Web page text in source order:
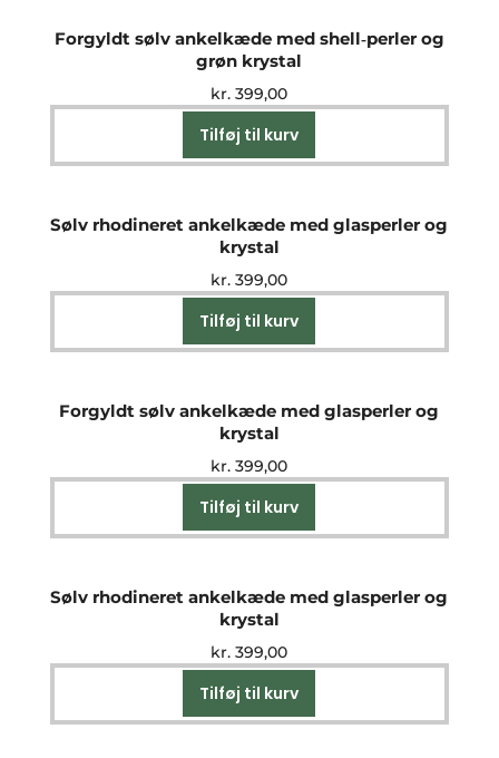
Forgyldt sølv ankelkæde med shell‑perler og
grøn krystal
kr. 399,00
Tilføj til kurv
Sølv rhodineret ankelkæde med glasperler og
krystal
kr. 399,00
Tilføj til kurv
Forgyldt sølv ankelkæde med glasperler og
krystal
kr. 399,00
Tilføj til kurv
Sølv rhodineret ankelkæde med glasperler og
krystal
kr. 399,00
Tilføj til kurv